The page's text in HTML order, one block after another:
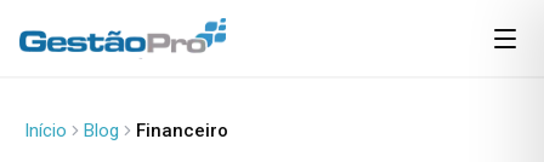
Início Blog Financeiro